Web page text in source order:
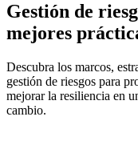
Gestión de
mejores
Descubra los marcos,
gestión de riesgos para
mejorar la resiliencia en
cambio.